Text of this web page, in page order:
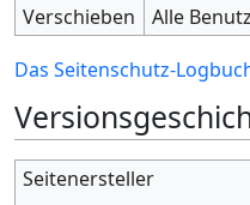
Verschieben
Alle
Das Seitenschutz-
Seitenersteller